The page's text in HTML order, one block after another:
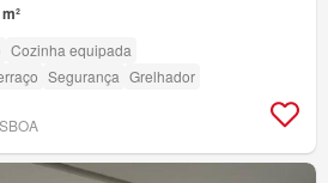
Cozinha equipada
Segurança Grelhador